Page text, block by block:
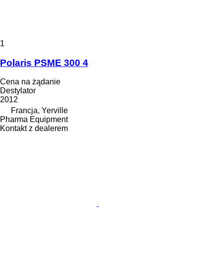
1
Polaris PSME 300 4
Cena na żądanie
Destylator
2012
Francja, Yerville
Pharma Equipment
Kontakt z dealerem